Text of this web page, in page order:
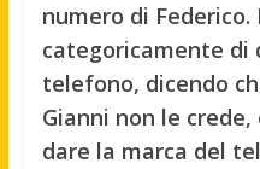
numero di
categoricamente di
telefono, dicendo
Gianni non le
dare la marca del